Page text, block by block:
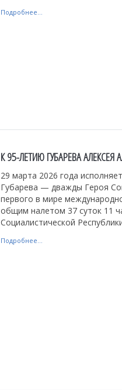
Подробнее...
К 95-ЛЕТИЮ ГУБАРЕВА АЛЕКСЕЯ
29 марта 2026 года
Губарева — дважды Героя
первого в мире
общим налетом 37 суток 11
Социалистической
Подробнее...